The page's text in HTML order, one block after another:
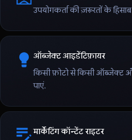
उपयोगकर्ता की ज़रूरतों के
ऑब्जेक्ट आइडेंटिफ़ायर
किसी फ़ोटो से किसी ऑब्जेक्ट
पाएं.
मार्केटिंग कॉन्टेंट राइटर